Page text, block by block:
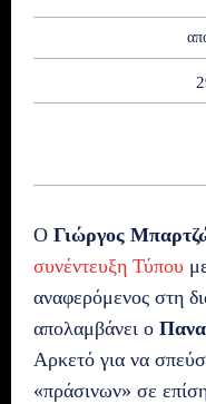
Ο Γιώργος
συνέντευξη Τύπου
αναφερόμενος στη
απολαμβάνει ο
Αρκετό για να
«πράσινων» σε